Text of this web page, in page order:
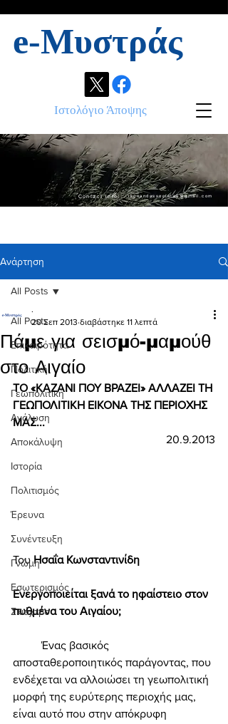
e-Μυστράς
Ιστολόγιο Άποψης
Contact info: ikonandassociates@gmail.com
Ανάρτηση
All Posts
Επικαιρότητα
Πολιτική
Γεωπολιτική
Ανάλυση
Αποκάλυψη
Ιστορία
Πολιτισμός
Έρευνα
Συνέντευξη
Γνώμη
Εσωτερισμός
Σκιάχτρο
All Posts
Πάμε για σεισμό-μαμούθ
στο Αιγαίο
.
20 Σεπ 2013 διαβάστηκε 11 λεπτά
ΤΟ «ΚΑΖΑΝΙ ΠΟΥ ΒΡΑΖΕΙ» ΑΛΛΑΖΕΙ ΤΗ
ΓΕΩΠΟΛΙΤΙΚΗ ΕΙΚΟΝΑ ΤΗΣ ΠΕΡΙΟΧΗΣ
ΜΑΣ...
20.9.2013
Του Ησαΐα Κωνσταντινίδη
Ενεργοποιείται ξανά το ηφαίστειο στον
πυθμένα του Αιγαίου;
	Ένας βασικός
αποσταθεροποιητικός παράγοντας, που
ενδέχεται να αλλοιώσει τη γεωπολιτική
μορφή της ευρύτερης περιοχής μας,
είναι αυτό που στην απόκρυφη